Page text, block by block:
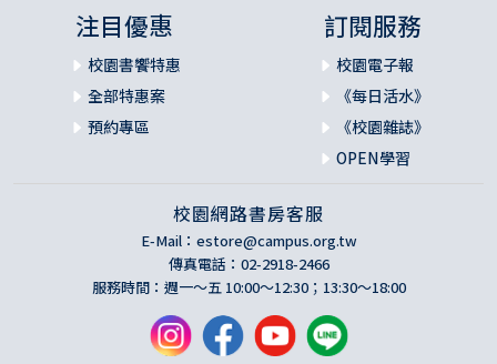
注目優惠
校園書饗特惠
全部特惠案
預約專區
訂閱服務
校園電子報
《每日活水》
《校園雜誌》
OPEN學習
校園網路書房客服
E-Mail： estore@campus.org.tw
傳真電話：02-2918-2466
服務時間：週一～五 10:00～12:30；13:30～18:00